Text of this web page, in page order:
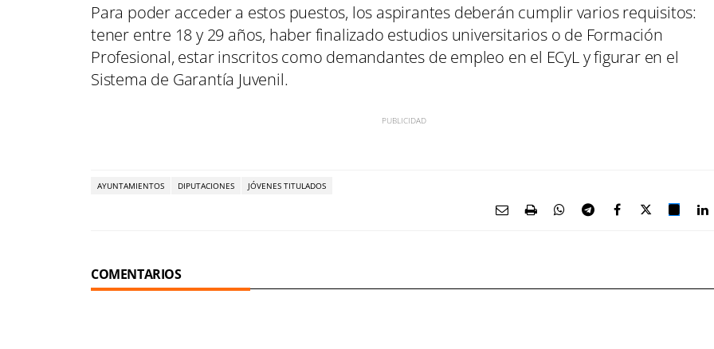
Para poder acceder a estos puestos, los aspirantes deberán cumplir varios requisitos:
tener entre 18 y 29 años, haber finalizado estudios universitarios o de Formación
Profesional, estar inscritos como demandantes de empleo en el ECyL y figurar en el
Sistema de Garantía Juvenil.
AYUNTAMIENTOS DIPUTACIONES JÓVENES TITULADOS
COMENTARIOS